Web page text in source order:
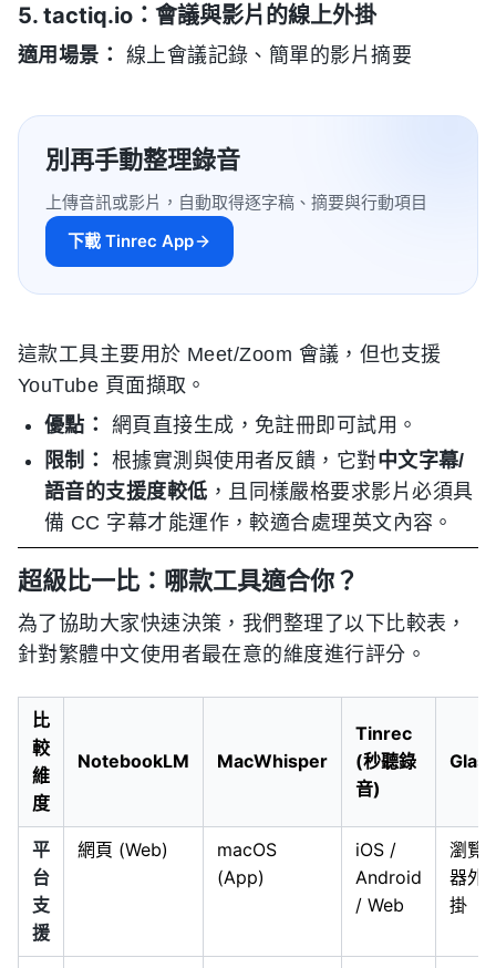
5. tactiq.io：會議與影片的線上外掛
適用場景： 線上會議記錄、簡單的影片摘要
別再手動整理錄音
上傳音訊或影片，自動取得逐字稿、摘要與行動項目
下載 Tinrec App
這款工具主要用於 Meet/Zoom 會議，但也支援
YouTube 頁面擷取。
優點：
網頁直接生成，免註冊即可試用。
限制：
根據實測與使用者反饋，它對中文字幕/
語音的支援度較低 ，且同樣嚴格要求影片必須具
備 CC 字幕才能運作，較適合處理英文內容。
超級比一比：哪款工具適合你？
為了協助大家快速決策，我們整理了以下比較表，
針對繁體中文使用者最在意的維度進行評分。
比
較
維
度
NotebookLM MacWhisper
Tinrec
(秒聽錄
音)
平
台
支
援
網頁 (Web)
macOS
(App)
iOS /
Android
/ Web
瀏覽
器外
掛